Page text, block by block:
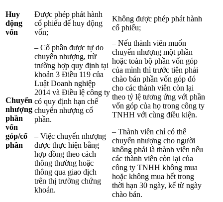
Huy
động
vốn
Được phép phát hành
cổ phiếu để huy động
vốn;
Không được phép phát hành
cổ phiếu;
Chuyển
nhượng
phần
vốn
góp/cổ
phần
– Cổ phần được tự do
chuyển nhượng, trừ
trường hợp quy định tại
khoản 3 Điều 119 của
Luật Doanh nghiệp
2014 và Điều lệ công ty
có quy định hạn chế
chuyển nhượng cổ
phần.
– Việc chuyển nhượng
được thực hiện bằng
hợp đồng theo cách
thông thường hoặc
thông qua giao dịch
trên thị trường chứng
khoán.
– Nếu thành viên muốn
chuyển nhượng một phần
hoặc toàn bộ phần vốn góp
của mình thì trước tiên phải
chào bán phần vốn góp đó
cho các thành viên còn lại
theo tỷ lệ tương ứng với phần
vốn góp của họ trong công ty
TNHH với cùng điều kiện.
– Thành viên chỉ có thể
chuyển nhượng cho người
không phải là thành viên nếu
các thành viên còn lại của
công ty TNHH không mua
hoặc không mua hết trong
thời hạn 30 ngày, kể từ ngày
chào bán.